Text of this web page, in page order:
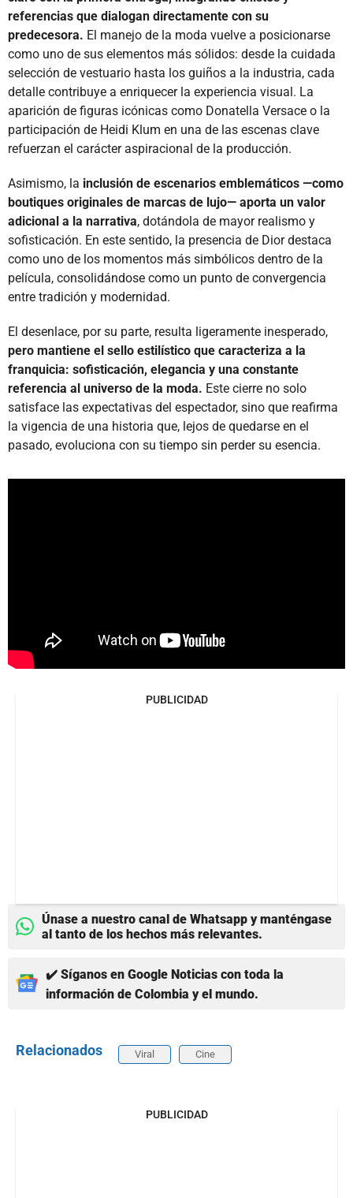
referencias que dialogan directamente con su
predecesora. El manejo de la moda vuelve a posicionarse
como uno de sus elementos más sólidos: desde la cuidada
selección de vestuario hasta los guiños a la industria, cada
detalle contribuye a enriquecer la experiencia visual. La
aparición de figuras icónicas como Donatella Versace o la
participación de Heidi Klum en una de las escenas clave
refuerzan el carácter aspiracional de la producción.
Asimismo, la inclusión de escenarios emblemáticos —como
boutiques originales de marcas de lujo— aporta un valor
adicional a la narrativa, dotándola de mayor realismo y
sofisticación. En este sentido, la presencia de Dior destaca
como uno de los momentos más simbólicos dentro de la
película, consolidándose como un punto de convergencia
entre tradición y modernidad.
El desenlace, por su parte, resulta ligeramente inesperado,
pero mantiene el sello estilístico que caracteriza a la
franquicia: sofisticación, elegancia y una constante
referencia al universo de la moda. Este cierre no solo
satisface las expectativas del espectador, sino que reafirma
la vigencia de una historia que, lejos de quedarse en el
pasado, evoluciona con su tiempo sin perder su esencia.
PUBLICIDAD
Únase a nuestro canal de Whatsapp y manténgase
al tanto de los hechos más relevantes.
✔️ Síganos en Google Noticias con toda la
información de Colombia y el mundo.
Relacionados Viral Cine
PUBLICIDAD